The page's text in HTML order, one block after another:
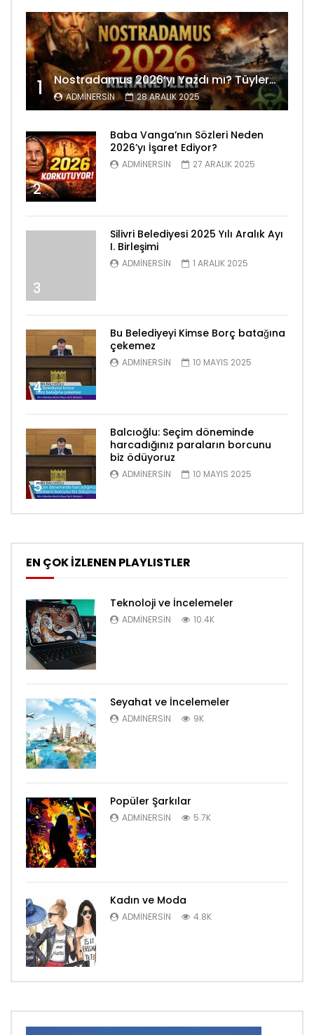
1 Nostradamus 2026’yı Yazdı mı? Tüyler Ürperten Kehanetler
ADMINERSIN 28 ARALIK 2025
2
Baba Vanga’nın Sözleri Neden
2026’yı İşaret Ediyor?
ADMINERSIN 27 ARALIK 2025
3
Silivri Belediyesi 2025 Yılı Aralık Ayı
I. Birleşimi
ADMINERSIN 1 ARALIK 2025
4
Bu Belediyeyi Kimse Borç batağına
çekemez
ADMINERSIN 10 MAYIS 2025
5
Balcıoğlu: Seçim döneminde
harcadığınız paraların borcunu
biz ödüyoruz
ADMINERSIN 10 MAYIS 2025
EN ÇOK İZLENEN PLAYLISTLER
Teknoloji ve İncelemeler
ADMINERSIN 10.4K
Seyahat ve İncelemeler
ADMINERSIN 9K
Popüler Şarkılar
ADMINERSIN 5.7K
Kadın ve Moda
ADMINERSIN 4.8K